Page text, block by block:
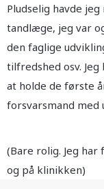
Pludselig havde
tandlæge, jeg var
den faglige
tilfredshed osv.
at holde de første
forsvarsmand med
(Bare rolig. Jeg
og på klinikken)